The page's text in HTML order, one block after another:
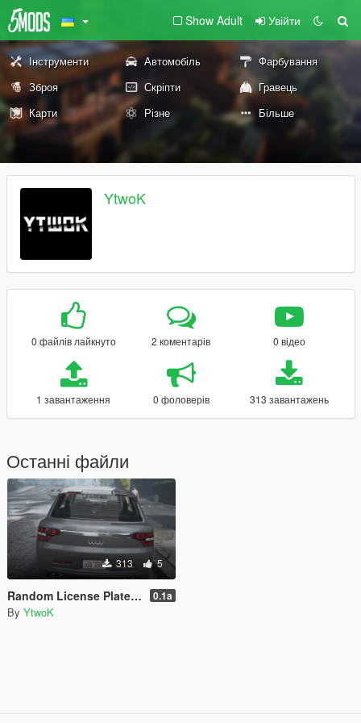
Show Adult Увійти
Інструменти Автомобіль
Фарбування
Зброя
Скріпти
Гравець
Карти
Різне Більше
YtwoK
0 файлів лайкнуто 2 коментарів 0 відео
1 завантаження 0 фоловерів 313 завантажень
Останні файли
313 5
Random License Plate Number [LEGACY] 0.1a
By YtwoK